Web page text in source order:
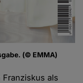
(© EMMA)
als